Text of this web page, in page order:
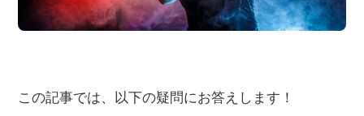
この記事では、以下の疑問にお答えします！